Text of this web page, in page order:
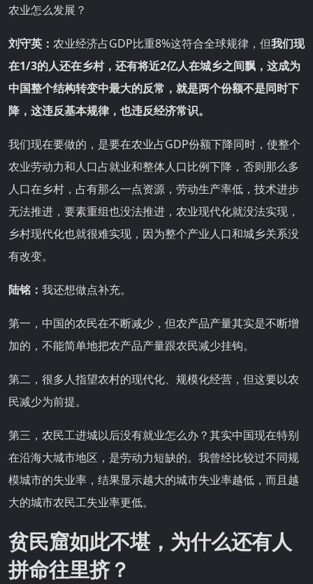
农业怎么发展？
刘守英： 农业经济占GDP比重8%这符合全球规律，但我们现
在1/3的人还在乡村，还有将近2亿人在城乡之间飘，这成为
中国整个结构转变中最大的反常，就是两个份额不是同时下
降，这违反基本规律，也违反经济常识。
我们现在要做的，是要在农业占GDP份额下降同时，使整个
农业劳动力和人口占就业和整体人口比例下降，否则那么多
人口在乡村，占有那么一点资源，劳动生产率低，技术进步
无法推进，要素重组也没法推进，农业现代化就没法实现，
乡村现代化也就很难实现，因为整个产业人口和城乡关系没
有改变。
陆铭： 我还想做点补充。
第一，中国的农民在不断减少，但农产品产量其实是不断增
加的，不能简单地把农产品产量跟农民减少挂钩。
第二，很多人指望农村的现代化、规模化经营，但这要以农
民减少为前提。
第三，农民工进城以后没有就业怎么办？其实中国现在特别
在沿海大城市地区，是劳动力短缺的。我曾经比较过不同规
模城市的失业率，结果显示越大的城市失业率越低，而且越
大的城市农民工失业率更低。
贫民窟如此不堪，为什么还有人
拼命往里挤？